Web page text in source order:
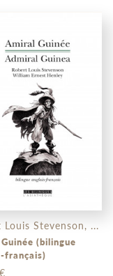
Louis Stevenson, ...
(bilingue
français)